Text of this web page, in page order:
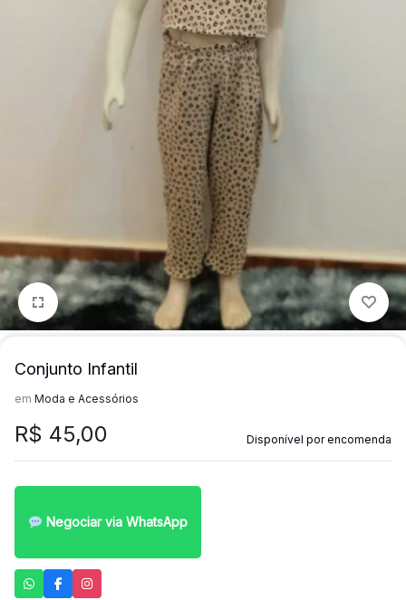
precisa!
precisa!
1/1
Conjunto Infantil
em Moda e Acessórios
R$ 45,00 Disponível por encomenda
Negociar via WhatsApp